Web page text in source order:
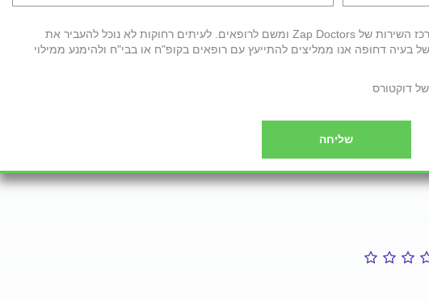
חשוב לדעת: לאחר מילוי הטופס פרטיך יועברו למרכז השירות של Zap Doctors ומשם לרופאים. לעיתים רחוקות לא נוכל להעביר את
בעיה דחופה אנו ממליצים להתייעץ עם רופאים בקופ"ח או בבי"ח ולהימנע ממילוי
של דוקטורס
שליחה